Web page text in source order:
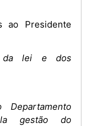
da lei e dos
gestão do